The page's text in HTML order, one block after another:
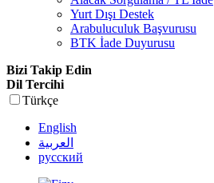
Yurt Dışı Destek
Arabuluculuk Başvurusu
BTK İade Duyurusu
Bizi Takip Edin
Dil Tercihi
Türkçe
English
العربية
русский